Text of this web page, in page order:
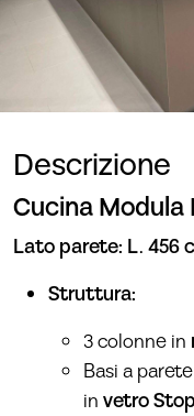
Descrizione
Cucina Modula
Lato parete: L. 456
Struttura:
3 colonne in
Basi a
in vetro